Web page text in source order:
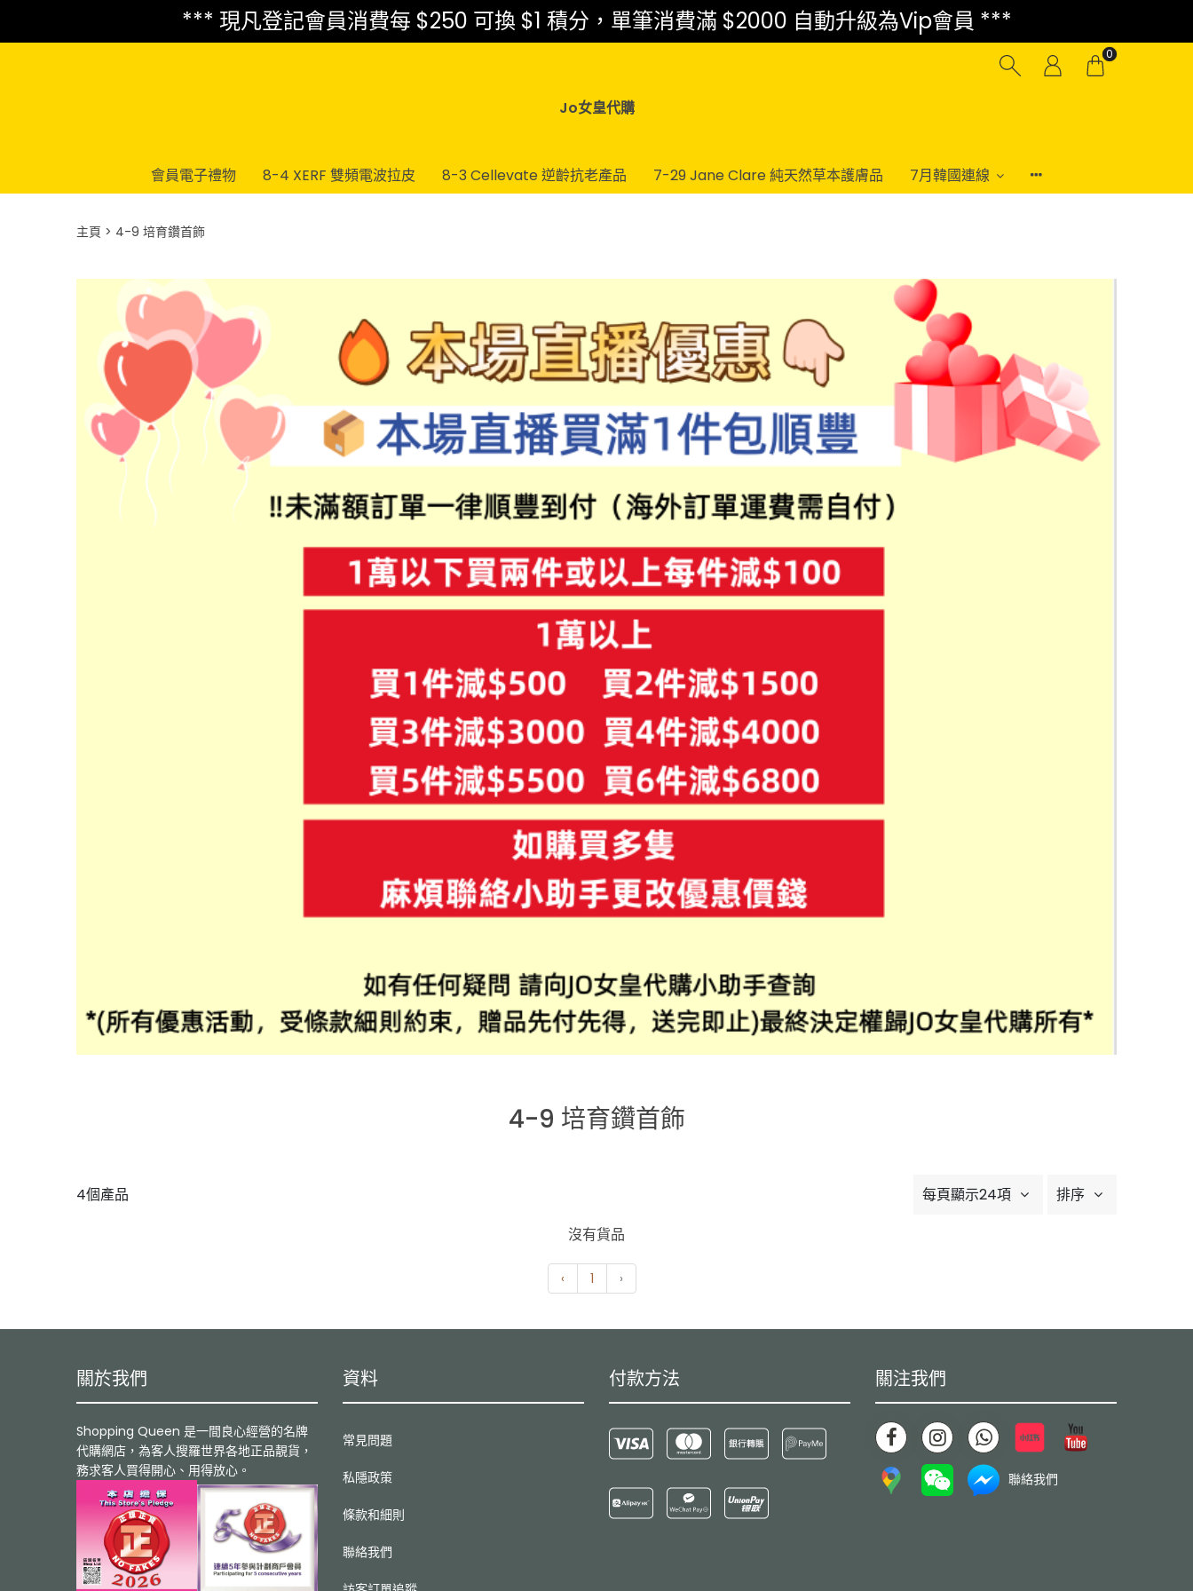
*** 現凡登記會員消費每 $250 可換 $1 積分，單筆消費滿 $2000 自動升級為Vip會員 ***
0
Jo女皇代購
會員電子禮物 8-4 XERF 雙頻電波拉皮 8-3 Cellevate 逆齡抗老產品 7-29 Jane Clare 純天然草本護膚品 7月韓國連線
主頁 4-9 培育鑽首飾
4-9 培育鑽首飾
每頁顯示24項 排序
4個產品
沒有貨品
‹ 1 ›
關於我們
Shopping Queen 是一間良心經營的名牌
代購網店，為客人搜羅世界各地正品靚貨，
務求客人買得開心、用得放心。
資料
常見問題
私隱政策
條款和細則
聯絡我們
付款方法 關注我們
聯絡我們